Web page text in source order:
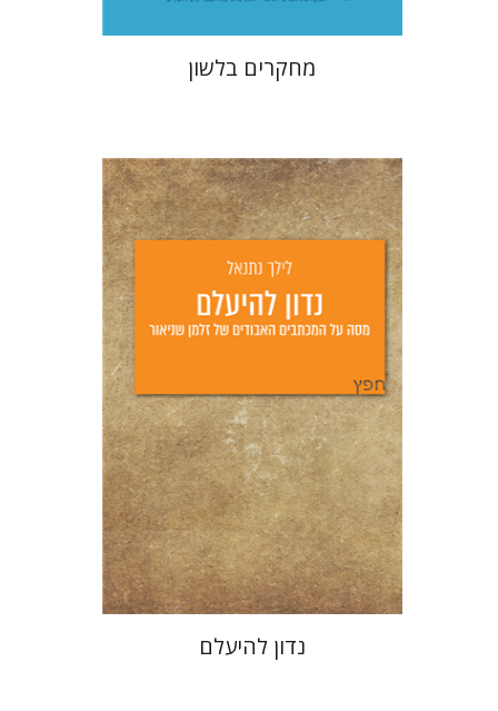
מחקרים בלשון
לילך נתנאל
יפעת וייס
הנחת אתר ספר מודפס
$28
$25
נדון להיעלם